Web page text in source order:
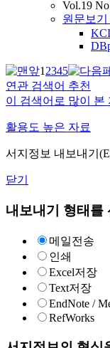
Vol.19
원문보기
KCI
12345
연관 검색어 추천
이 검색어로 많이 본
활용도 높은 자료
서지정보 내보내기
닫기
내보내기 형태를
메일전송
인쇄
Excel저장
Text저장
EndNote /
RefWorks